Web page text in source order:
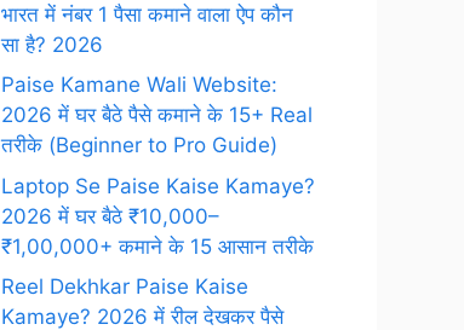
भारत में नंबर 1 पैसा कमाने वाला ऐप कौन
सा है? 2026
Paise Kamane Wali Website:
2026 में घर बैठे पैसे कमाने के 15+ Real
तरीके (Beginner to Pro Guide)
Laptop Se Paise Kaise Kamaye?
2026 में घर बैठे ₹10,000–
₹1,00,000+ कमाने के 15 आसान तरीके
Reel Dekhkar Paise Kaise
Kamaye? 2026 में रील देखकर पैसे